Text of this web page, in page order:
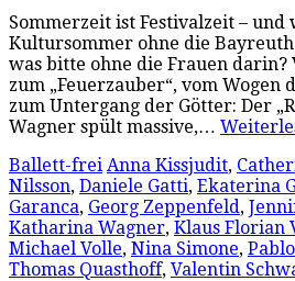
Sommerzeit ist Festivalzeit – und
Kultursommer ohne die
was bitte ohne die Frauen
zum „Feuerzauber“, vom Wogen
zum Untergang der Götter: Der
Wagner spült massive,…
Ballett-frei Anna Kissjudit,
Nilsson, Daniele Gatti, Ekaterina
Garanca, Georg Zeppenfeld,
Katharina Wagner, Klaus Florian
Michael Volle, Nina Simone,
Thomas Quasthoff, Valentin